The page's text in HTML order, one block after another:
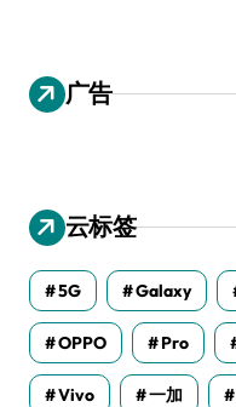
广告
云标签
5G Galaxy
OPPO Pro
Vivo 一加